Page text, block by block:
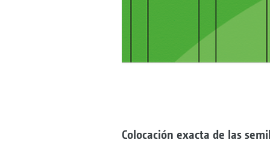
Colocación exacta de las